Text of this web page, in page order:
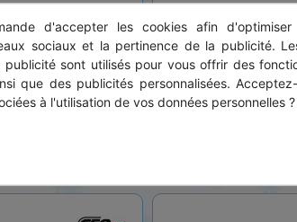
monojet pour
- percage 10 mm
€ HT
Boitier de
tronçons avec
manomètre
HT
d'accepter les cookies afin d'optimiser
sociaux et la pertinence de la publicité.
sont utilisés pour vous offrir des
que des publicités personnalisées.
à l'utilisation de vos données personnelles ?